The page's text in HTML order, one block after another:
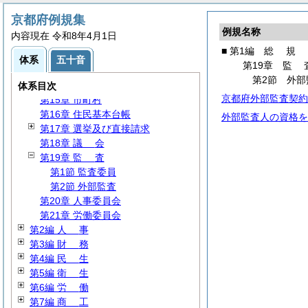
例規名称
■ 第1編 総 規
第19章 監
第2節 外部
京都府外部監査契
外部監査人の資格
京都府例規集
内容現在 令和8年4月1日
体系 五十音
体系目次
第9章 交通対策
第10章競
第11章統計
第12章 国民保護
第13章 消防防災
第14章 行政書士
第15章 市町村
第16章 住民基本台帳
第17章 選挙及び直接請求
第18章 議 会
第19章 監 査
第1節 監査委員
第2節 外部監査
第20章 人事委員会
第21章 労働委員会
第2編 人 事
第3編 財 務
第4編 民 生
第5編 衛 生
第6編 労 働
第7編 商 工